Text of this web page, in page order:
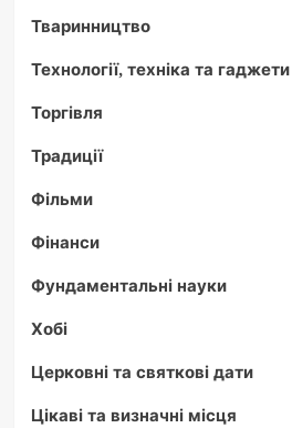
Тваринництво
Технології, техніка та гаджети
Торгівля
Традиції
Фільми
Фінанси
Фундаментальні науки
Хобі
Церковні та святкові дати
Цікаві та визначні місця